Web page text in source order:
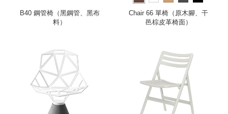
B40 鋼管椅（黑鋼管、黑布
料）
Chair 66 單椅（原木腳、干
邑棕皮革椅面）